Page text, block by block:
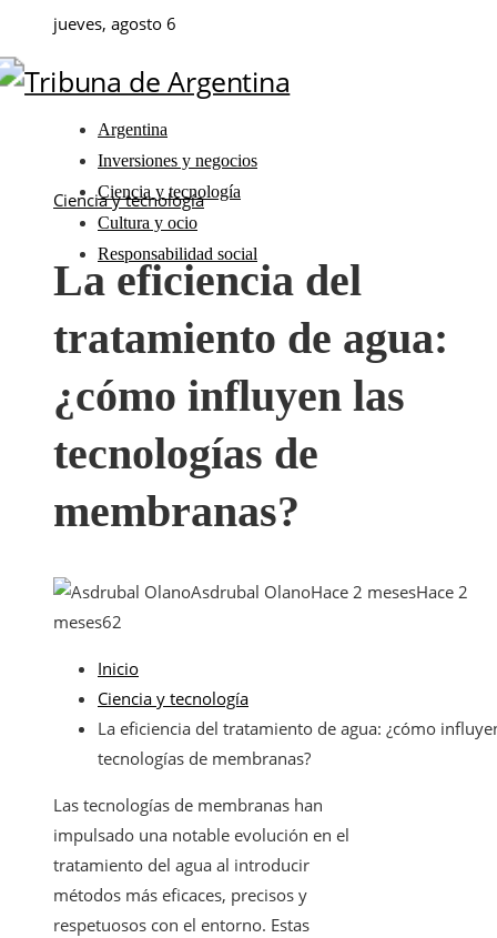
jueves, agosto 6
Argentina
Inversiones y negocios
Ciencia y tecnología
Cultura y ocio
Responsabilidad social
Ciencia y tecnología
La eficiencia del
tratamiento de agua:
¿cómo influyen las
tecnologías de
membranas?
Asdrubal OlanoHace 2 mesesHace 2
meses62
Inicio
Ciencia y tecnología
La eficiencia del tratamiento de agua: ¿cómo
tecnologías de membranas?
Las tecnologías de membranas han
impulsado una notable evolución en el
tratamiento del agua al introducir
métodos más eficaces, precisos y
respetuosos con el entorno. Estas